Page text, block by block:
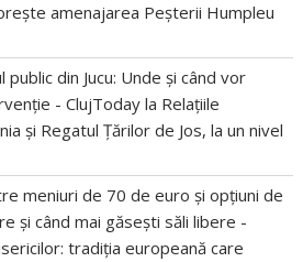
amenajarea Peșterii Humpleu
din Jucu: Unde și când vor
- ClujToday la Relațiile
și Regatul Țărilor de Jos, la un nivel
meniuri de 70 de euro și opțiuni de
și când mai găsești săli libere -
tradiția europeană care